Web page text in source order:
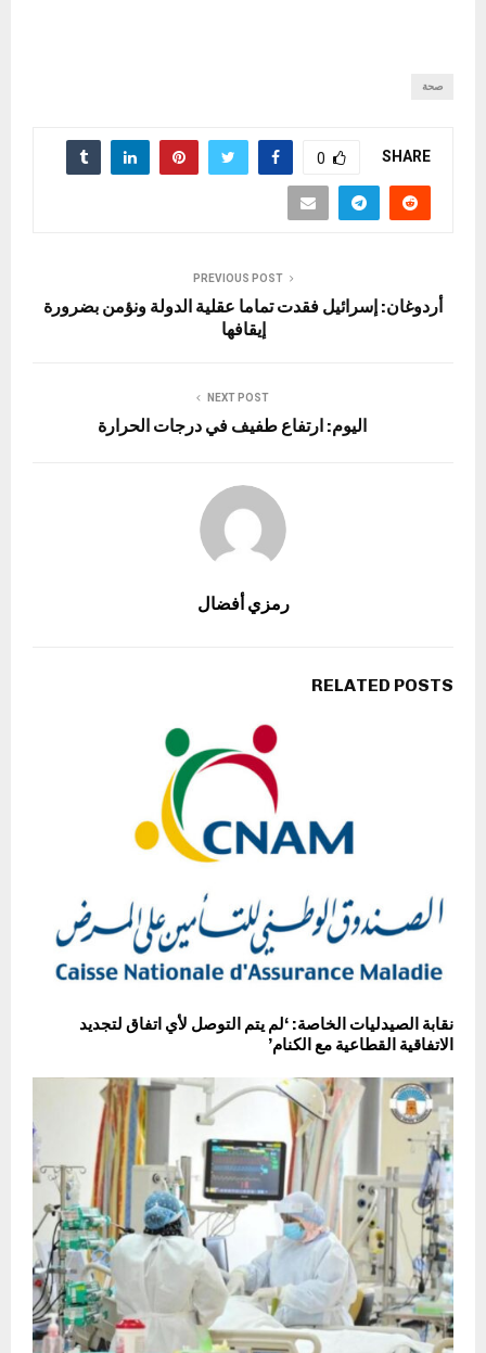
صحة
SHARE
0
PREVIOUS POST
أردوغان: إسرائيل فقدت تماما عقلية الدولة ونؤمن بضرورة
إيقافها
NEXT POST
اليوم: ارتفاع طفيف في درجات الحرارة
رمزي أفضال
RELATED POSTS
نقابة الصيدليات الخاصة: ‘لم يتم التوصل لأي اتفاق لتجديد
الاتفاقية القطاعية مع الكنام’